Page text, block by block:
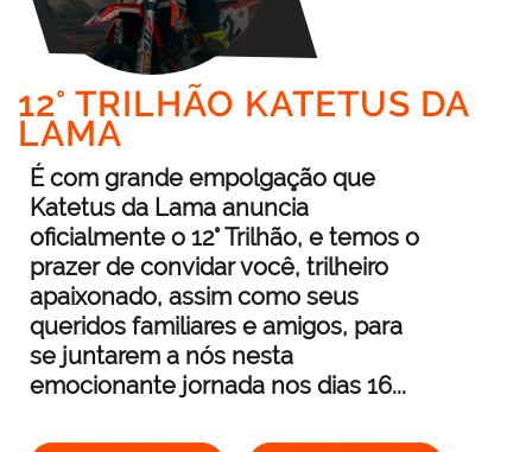
12° TRILHÃO KATETUS DA
LAMA
É com grande empolgação que
Katetus da Lama anuncia
oficialmente o 12° Trilhão, e temos o
prazer de convidar você, trilheiro
apaixonado, assim como seus
queridos familiares e amigos, para
se juntarem a nós nesta
emocionante jornada nos dias 16...